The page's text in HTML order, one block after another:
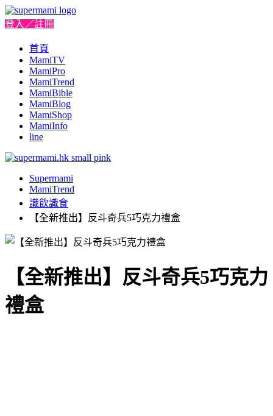
登入／註冊
首頁
MamiTV
MamiPro
MamiTrend
MamiBible
MamiBlog
MamiShop
MamiInfo
line
Supermami
MamiTrend
識飲識食
【全新推出】反斗奇兵5巧克力禮盒
【全新推出】反斗奇兵5巧克力
禮盒